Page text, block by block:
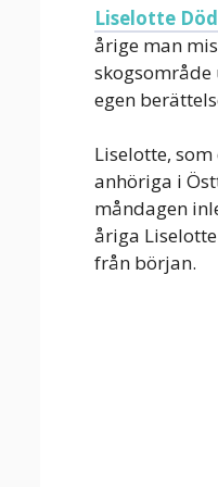
Liselotte
årige man
egen
Liselotte,
anhöriga i
måndagen
åriga
från början.